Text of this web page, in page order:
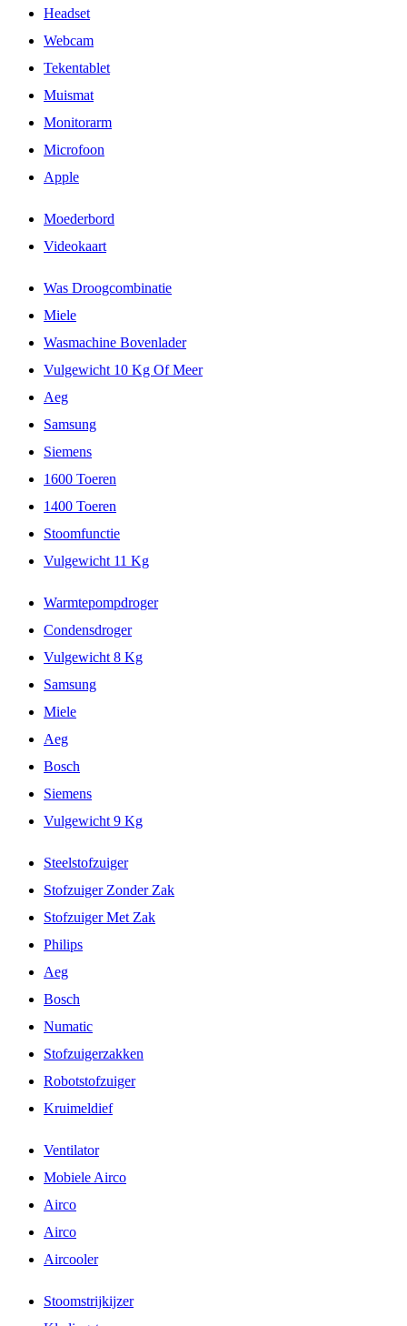
Headset
Webcam
Tekentablet
Muismat
Monitorarm
Microfoon
Apple
Moederbord
Videokaart
Was Droogcombinatie
Miele
Wasmachine Bovenlader
Vulgewicht 10 Kg Of Meer
Aeg
Samsung
Siemens
1600 Toeren
1400 Toeren
Stoomfunctie
Vulgewicht 11 Kg
Warmtepompdroger
Condensdroger
Vulgewicht 8 Kg
Samsung
Miele
Aeg
Bosch
Siemens
Vulgewicht 9 Kg
Steelstofzuiger
Stofzuiger Zonder Zak
Stofzuiger Met Zak
Philips
Aeg
Bosch
Numatic
Stofzuigerzakken
Robotstofzuiger
Kruimeldief
Ventilator
Mobiele Airco
Airco
Airco
Aircooler
Stoomstrijkijzer